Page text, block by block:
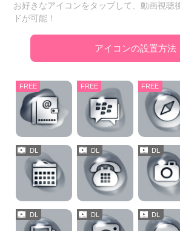
お好きなアイコンをタップして、動画視聴
ドが可能！
アイコンの設置方法